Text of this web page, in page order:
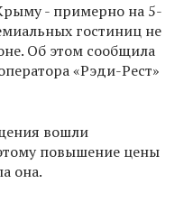
- примерно на 5-
гостиниц не
Об этом сообщила
«Рэди-Рест»
вошли
повышение цены
она.